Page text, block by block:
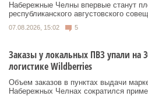
Набережные Челны впервые станут
республиканского августовского
07.08.2026, 15:02 5
Заказы у локальных ПВЗ упали на
логистике Wildberries
Объем заказов в пунктах выдачи
Набережных Челнах сократился